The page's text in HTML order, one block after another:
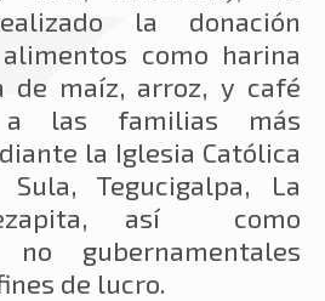
la donación
como harina
de maíz, arroz, y café
a las familias más
la Iglesia Católica
Tegucigalpa, La
así como
no gubernamentales
de lucro.